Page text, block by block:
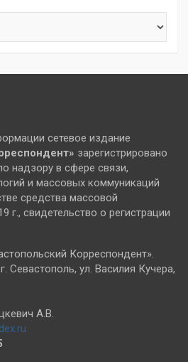
сетевое издание
зарегистрировано
надзору в сфере связи,
и массовых коммуникаций
средства массовой
г., свидетельство о регистрации
Корреспондент».
Севастополь, ул. Василия Кучера,
А.В.